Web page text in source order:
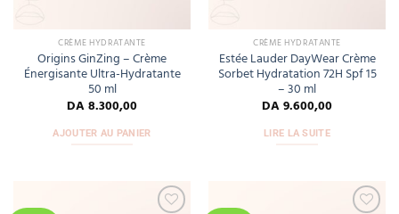
CRÈME HYDRATANTE
Origins GinZing – Crème
Énergisante Ultra-Hydratante
50 ml
DA8.300,00
AJOUTER AU PANIER
CRÈME HYDRATANTE
Estée Lauder DayWear Crème
Sorbet Hydratation 72H Spf 15
– 30 ml
DA9.600,00
LIRE LA SUITE